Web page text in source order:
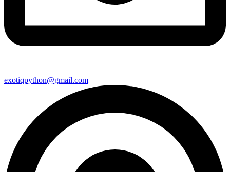
exotiqpython@gmail.com